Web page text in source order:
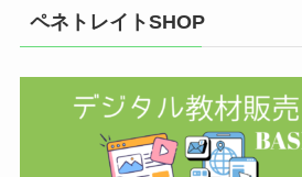
ペネトレイトSHOP